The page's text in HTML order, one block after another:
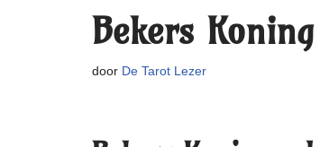
Bekers Koning
door De Tarot Lezer